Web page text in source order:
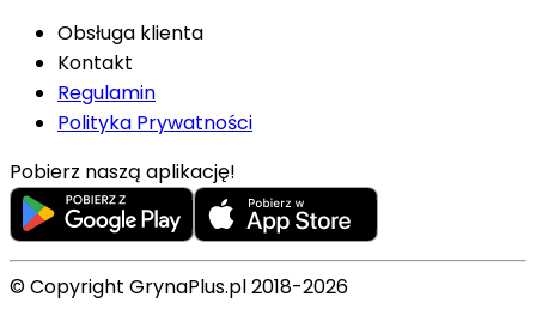
Obsługa klienta
Kontakt
Regulamin
Polityka Prywatności
Pobierz naszą aplikację!
© Copyright GrynaPlus.pl 2018-2026